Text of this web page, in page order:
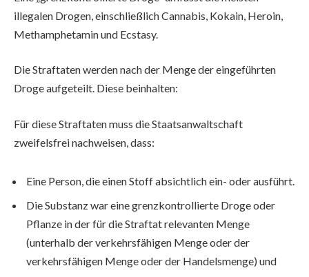
illegalen Drogen, einschließlich Cannabis, Kokain, Heroin,
Methamphetamin und Ecstasy.
Die Straftaten werden nach der Menge der eingeführten
Droge aufgeteilt. Diese beinhalten:
Für diese Straftaten muss die Staatsanwaltschaft
zweifelsfrei nachweisen, dass:
Eine Person, die einen Stoff absichtlich ein- oder ausführt.
Die Substanz war eine grenzkontrollierte Droge oder
Pflanze in der für die Straftat relevanten Menge
(unterhalb der verkehrsfähigen Menge oder der
verkehrsfähigen Menge oder der Handelsmenge) und